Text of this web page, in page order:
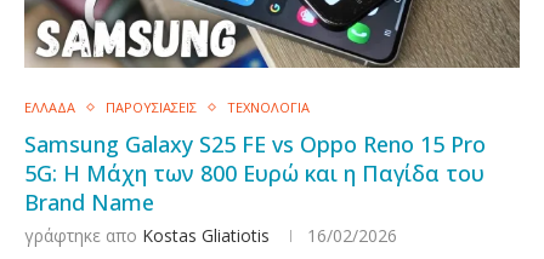
ΕΛΛΑΔΑ ΠΑΡΟΥΣΙΑΣΕΙΣ ΤΕΧΝΟΛΟΓΙΑ
Samsung Galaxy S25 FE vs Oppo Reno 15 Pro
5G: Η Μάχη των 800 Ευρώ και η Παγίδα του
Brand Name
γράφτηκε απο Kostas Gliatiotis 16/02/2026